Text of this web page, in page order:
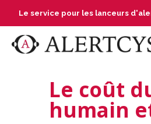
Le service pour les lanceurs
Le coût
humain